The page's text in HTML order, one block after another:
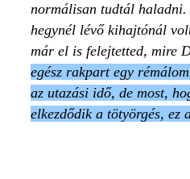
normálisan tudtál
hegynél lévő kihajtónál
már el is felejtetted, mire
egész rakpart egy
az utazási idő, de most,
elkezdődik a tötyörgés, ez